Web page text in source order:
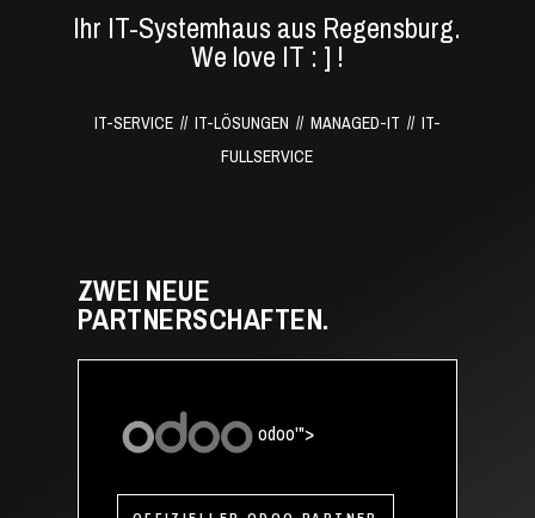
Ihr IT-Systemhaus aus Regensburg.
We love IT : ] !
IT-SERVICE // IT-LÖSUNGEN // MANAGED-IT // IT-
FULLSERVICE
ZWEI NEUE
PARTNERSCHAFTEN.
odoo'">